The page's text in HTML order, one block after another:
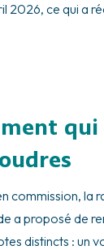
2026, ce qui a
commission, la
a proposé de
distincts : un